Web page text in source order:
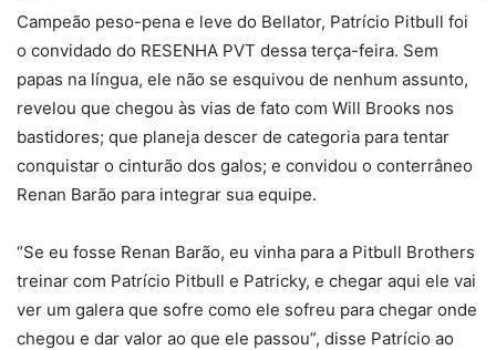
Campeão peso-pena e leve do Bellator, Patrício Pitbull foi
o convidado do RESENHA PVT dessa terça-feira. Sem
papas na língua, ele não se esquivou de nenhum assunto,
revelou que chegou às vias de fato com Will Brooks nos
bastidores; que planeja descer de categoria para tentar
conquistar o cinturão dos galos; e convidou o conterrâneo
Renan Barão para integrar sua equipe.
“Se eu fosse Renan Barão, eu vinha para a Pitbull Brothers
treinar com Patrício Pitbull e Patricky, e chegar aqui ele vai
ver um galera que sofre como ele sofreu para chegar onde
chegou e dar valor ao que ele passou”, disse Patrício ao